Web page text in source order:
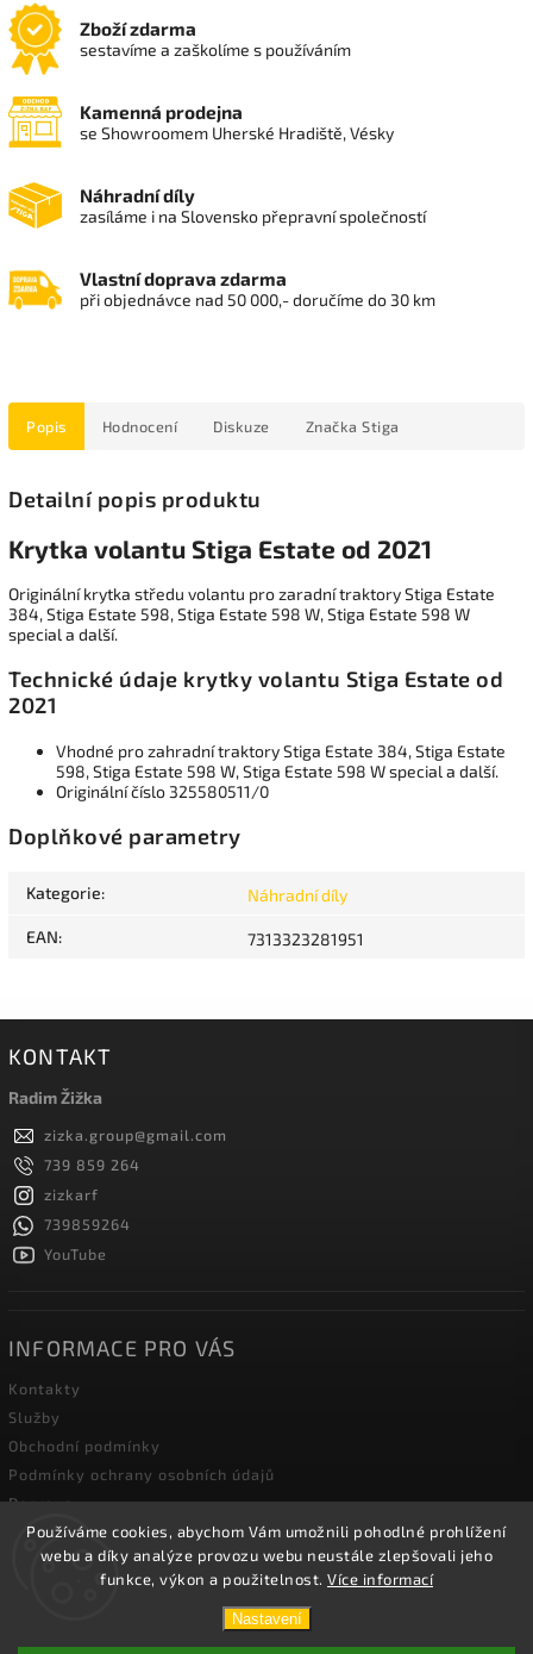
Používáme cookies, abychom Vám umožnili pohodlné prohlížení
webu a díky analýze provozu webu neustále zlepšovali jeho
funkce, výkon a použitelnost. Více informací
Nastavení
Zboží zdarma
sestavíme a zaškolíme s používáním
Kamenná prodejna
se Showroomem Uherské Hradiště, Vésky
Náhradní díly
zasíláme i na Slovensko přepravní společností
Vlastní doprava zdarma
při objednávce nad 50 000,- doručíme do 30 km
Popis Hodnocení Diskuze Značka Stiga
Detailní popis produktu
Krytka volantu Stiga Estate od 2021
Originální krytka středu volantu pro zaradní traktory Stiga Estate
384, Stiga Estate 598, Stiga Estate 598 W, Stiga Estate 598 W
special a další.
Technické údaje krytky volantu Stiga Estate od
2021
Vhodné pro zahradní traktory Stiga Estate 384, Stiga Estate
598, Stiga Estate 598 W, Stiga Estate 598 W special a další.
Originální číslo 325580511/0
Doplňkové parametry
Kategorie: Náhradní díly
EAN: 7313323281951
KONTAKT
Radim Žižka
zizka.group@gmail.com
739 859 264
zizkarf
739859264
YouTube
INFORMACE PRO VÁS
Kontakty
Služby
Obchodní podmínky
Podmínky ochrany osobních údajů
Doprava
Blog zahradní techniky
Žižka R&F s.r.o.. Všechna práva vyhrazena.
Shoptet| DesignShoptak.cz.